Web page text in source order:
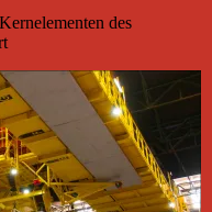
des